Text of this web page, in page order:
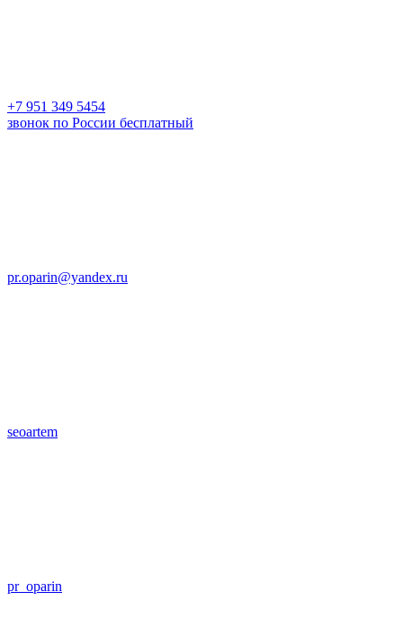
+7 951 349 5454
звонок по России бесплатный
pr.oparin@yandex.ru
seoartem
pr_oparin